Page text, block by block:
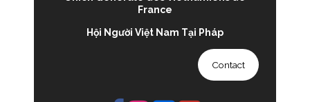
France
Hội Người Việt Nam Tại Pháp
Contact